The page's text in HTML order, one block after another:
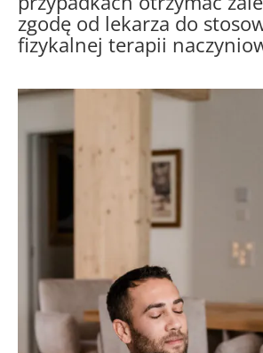
zgodę od lekarza do
fizykalnej terapii